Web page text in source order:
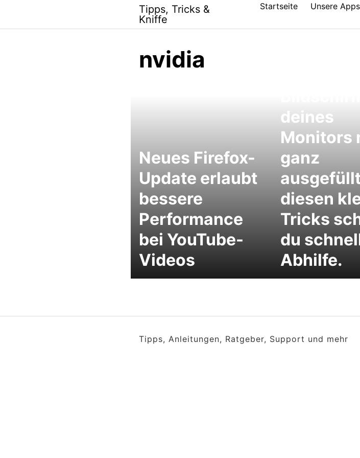
content
Tipps, Tricks &
Kniffe
Startseite Unsere Apps
nvidia
Neues Firefox-
Update erlaubt
bessere
Performance
bei YouTube-
Videos
deines
Monitors
ganz
diesen
Tricks
du
Abhilfe.
Tipps, Anleitungen, Ratgeber, Support und mehr